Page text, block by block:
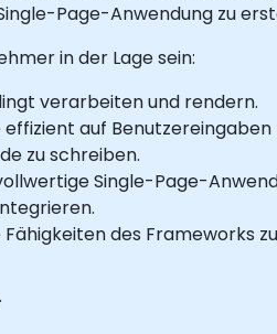
Page-Anwendung zu
in der Lage sein:
verarbeiten und rendern.
auf Benutzereingaben
zu schreiben.
Single-Page-
des Frameworks